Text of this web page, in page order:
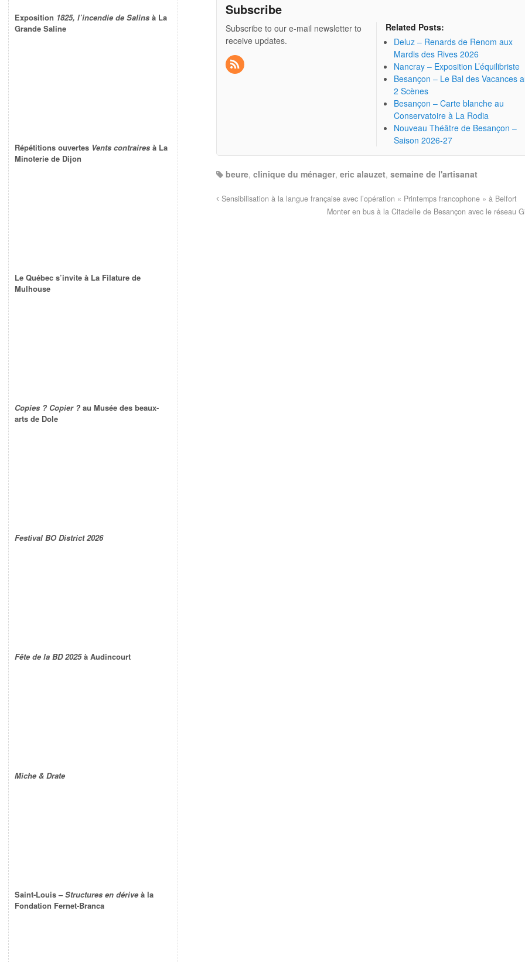
Subscribe
Subscribe to our e-mail newsletter to
receive updates.
Related Posts:
Deluz – Renards de Renom aux
Mardis des Rives 2026
Nancray – Exposition L’équilibriste
Besançon – Le Bal des Vacances
2 Scènes
Besançon – Carte blanche au
Conservatoire à La Rodia
Nouveau Théâtre de Besançon –
Saison 2026-27
beure,clinique du ménager,eric alauzet,semaine de l'artisanat
Sensibilisation à la langue française avec l’opération « Printemps francophone » à Belfort
Monter en bus à la Citadelle de Besançon avec le réseau
Exposition 1825, l’incendie de Salins à La
Grande Saline
Répétitions ouvertes Vents contraires à La
Minoterie de Dijon
Le Québec s’invite à La Filature de
Mulhouse
Copies ? Copier ? au Musée des beaux-
arts de Dole
Festival BO District 2026
Fête de la BD 2025à Audincourt
Miche & Drate
Saint-Louis –Structures en dérive à la
Fondation Fernet-Branca